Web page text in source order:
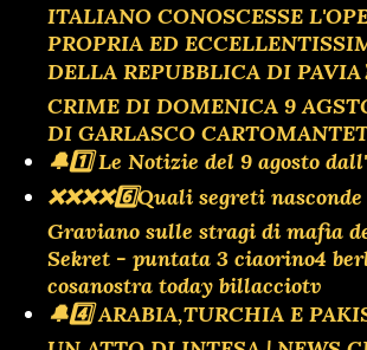
ITALIANO CONOSCESSE
PROPRIA ED
DELLA REPUBBLICA DI
CRIME DI DOMENICA 9
DI GARLASCO
🔔1️⃣ Le Notizie del 9 agosto
❌️❌️❌️❌️6️⃣Quali segreti
Graviano sulle stragi di mafia
Sekret - puntata 3 ciaorino4
cosanostra today billacciotv
🔔4️⃣ ARABIA,TURCHIA E